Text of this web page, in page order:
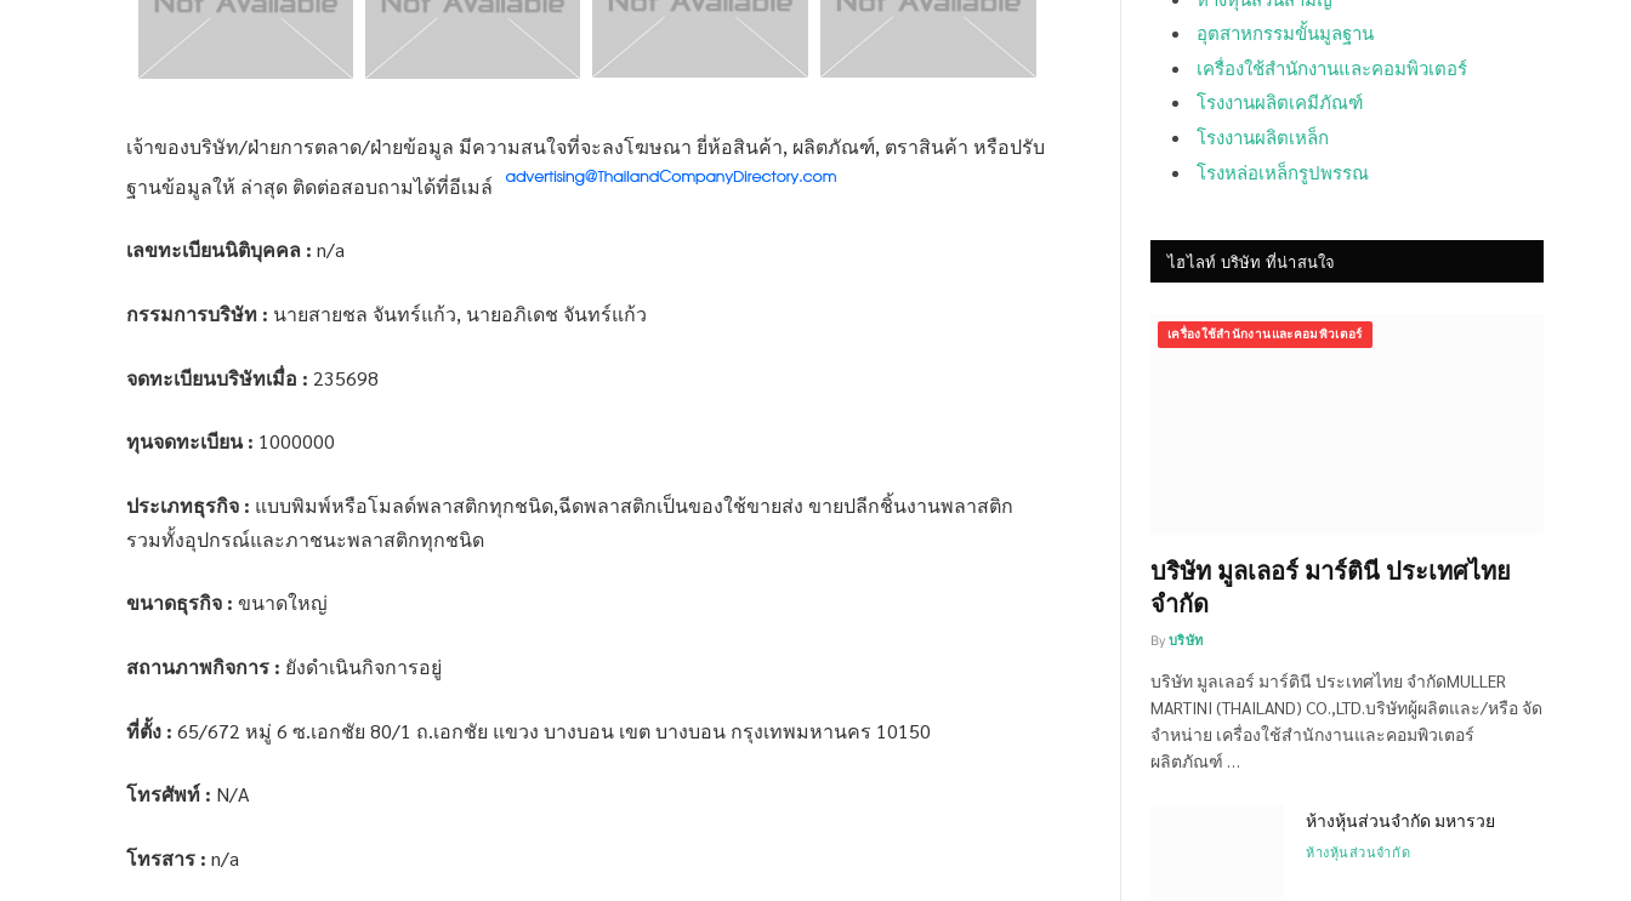
เจ้าของบริษัท/ฝ่ายการตลาด/ฝ่ายข้อมูล มีความสนใจที่จะลงโฆษณา ยี่ห้อสินค้า, ผลิตภัณฑ์, ตราสินค้า หรือปรับ
ฐานข้อมูลให้ ล่าสุด ติดต่อสอบถามได้ที่อีเมล์
เลขทะเบียนนิติบุคคล : n/a
กรรมการบริษัท : นายสายชล จันทร์แก้ว, นายอภิเดช จันทร์แก้ว
จดทะเบียนบริษัทเมื่อ : 235698
ทุนจดทะเบียน : 1000000
ประเภทธุรกิจ : แบบพิมพ์หรือโมลด์พลาสติกทุกชนิด,ฉีดพลาสติกเป็นของใช้ขายส่ง ขายปลีกชิ้นงานพลาสติก
รวมทั้งอุปกรณ์และภาชนะพลาสติกทุกชนิด
ขนาดธุรกิจ : ขนาดใหญ่
สถานภาพกิจการ : ยังดำเนินกิจการอยู่
ที่ตั้ง : 65/672 หมู่ 6 ซ.เอกชัย 80/1 ถ.เอกชัย แขวง บางบอน เขต บางบอน กรุงเทพมหานคร 10150
โทรศัพท์ : N/A
โทรสาร : n/a
อุตสาหกรรมขั้นมูลฐาน
เครื่องใช้สำนักงานและคอมพิวเตอร์
โรงงานผลิตเคมีภัณฑ์
โรงงานผลิตเหล็ก
โรงหล่อเหล็กรูปพรรณ
ไฮไลท์ บริษัท ที่น่าสนใจ
เครื่องใช้สำนักงานและคอมพิวเตอร์
บริษัท มูลเลอร์ มาร์ตินี ประเทศไทย
จำกัด
By บริษัท
บริษัท มูลเลอร์ มาร์ตินี ประเทศไทย จำกัดMULLER
MARTINI (THAILAND) CO.,LTD.บริษัทผู้ผลิตและ/หรือ จัด
จำหน่าย เครื่องใช้สำนักงานและคอมพิวเตอร์
ผลิตภัณฑ์ …
ห้างหุ้นส่วนจำกัด มหารวย
ห้างหุ้นส่วนจำกัด